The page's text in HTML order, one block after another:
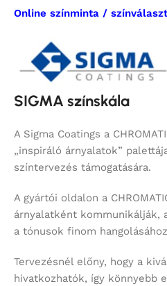
Online színminta /
SIGMA színskála
A Sigma Coatings a
„inspiráló árnyalatok”
színtervezés támogatására.
A gyártói oldalon a
árnyalatként kommunikálják,
a tónusok finom
Tervezésnél előny, hogy a
hivatkozhatók, így könnyebb